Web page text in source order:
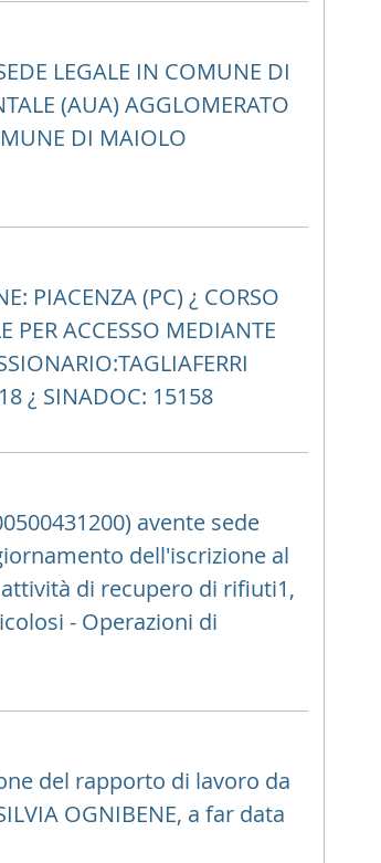
LEGALE IN COMUNE DI
(AUA) AGGLOMERATO
DI MAIOLO
PIACENZA (PC) ¿ CORSO
PER ACCESSO MEDIANTE
¿ SINADOC: 15158
avente sede
dell'iscrizione al
di recupero di rifiuti1,
- Operazioni di
del rapporto di lavoro da
OGNIBENE, a far data